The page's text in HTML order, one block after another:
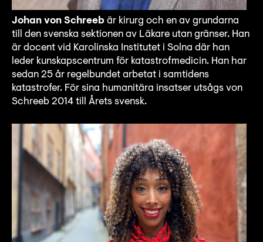
Johan von Schreeb är kirurg och en av grundarna
till den svenska sektionen av Läkare utan gränser. Han
är docent vid Karolinska Institutet i Solna där han
leder kunskapscentrum för katastrofmedicin. Han har
sedan 25 år regelbundet arbetat i samtidens
katastrofer. För sina humanitära insatser utsågs von
Schreeb 2014 till Årets svensk.